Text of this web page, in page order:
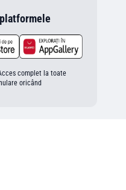
complet la toate
oricând